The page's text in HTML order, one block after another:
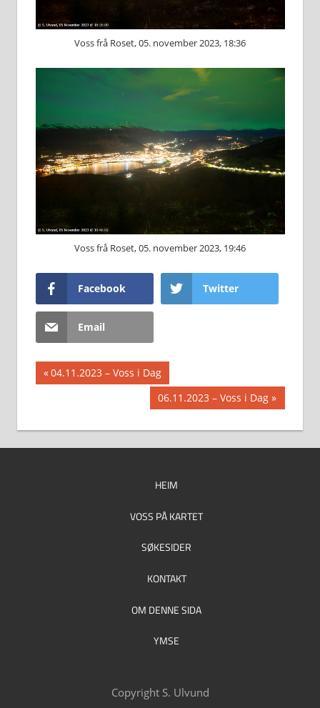
Voss frå Roset, 05. november 2023, 18:36
Voss frå Roset, 05. november 2023, 19:46
Facebook Twitter
Email
Innleggsnavigasjon
Previous
Post:
04.11.2023 – Voss i Dag
Next
Post:
06.11.2023 – Voss i Dag
HEIM
VOSS PÅ KARTET
SØKESIDER
KONTAKT
OM DENNE SIDA
YMSE
Copyright S. Ulvund